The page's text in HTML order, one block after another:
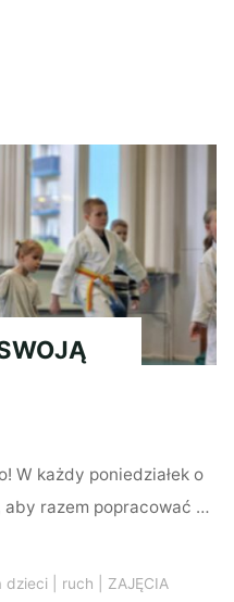
W każdy poniedziałek o
aby razem popracować …
dzieci| ruch
ZAJĘCIA